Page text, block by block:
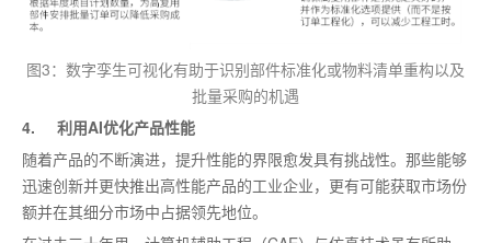
图3：数字孪生可视化有助于识别部件标准化或物料清单重构以及
批量采购的机遇
4. 利用AI优化产品性能
随着产品的不断演进，提升性能的界限愈发具有挑战性。那些能够
迅速创新并更快推出高性能产品的工业企业，更有可能获取市场份
额并在其细分市场中占据领先地位。